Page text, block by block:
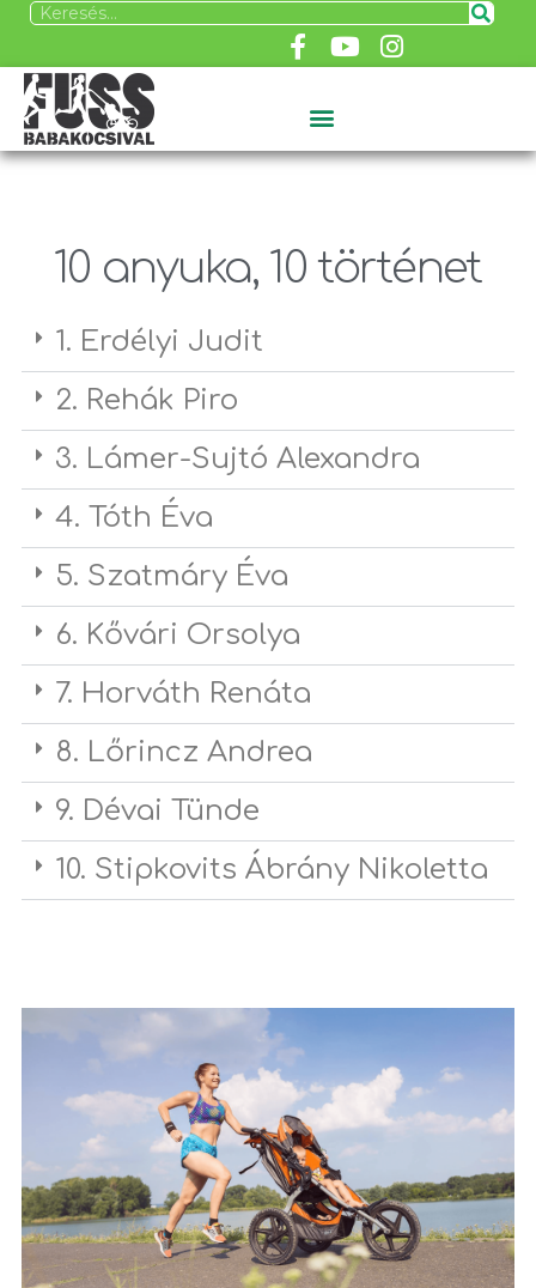
10 anyuka, 10 történet
1. Erdélyi Judit
2. Rehák Piro
3. Lámer-Sujtó Alexandra
4. Tóth Éva
5. Szatmáry Éva
6. Kővári Orsolya
7. Horváth Renáta
8. Lőrincz Andrea
9. Dévai Tünde
10. Stipkovits Ábrány Nikoletta